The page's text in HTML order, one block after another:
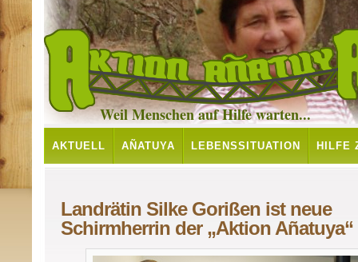
Weil Menschen auf Hilfe warten...
AKTUELL AÑATUYA LEBENSSITUATION HILFE
Landrätin Silke Gorißen ist neue
Schirmherrin der „Aktion Añatuya“